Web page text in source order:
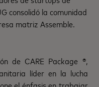
consolidó la comunidad
matriz Assemble.
de CARE Package ®,
líder en la lucha